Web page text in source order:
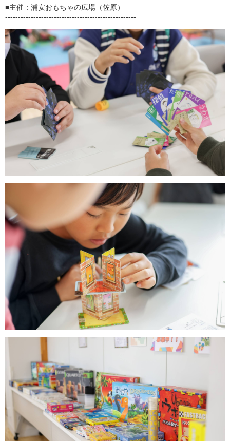
■主催：浦安おもちゃの広場（佐原）
---------------------------------------------------